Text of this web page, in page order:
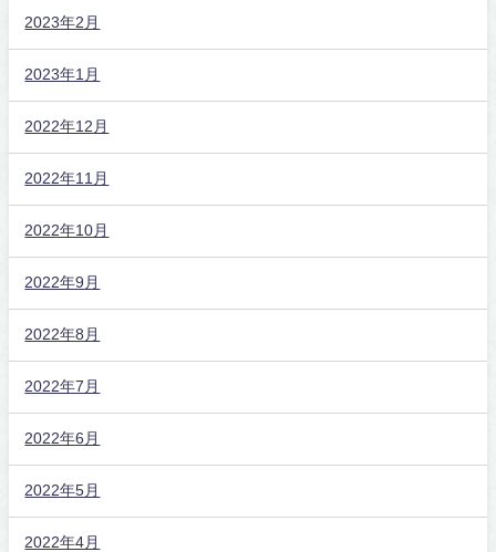
2023年2月
2023年1月
2022年12月
2022年11月
2022年10月
2022年9月
2022年8月
2022年7月
2022年6月
2022年5月
2022年4月